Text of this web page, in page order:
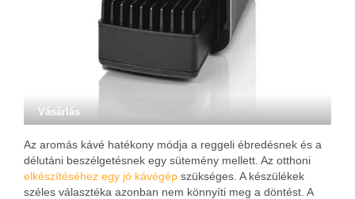
Vásárlás
Az aromás kávé hatékony módja a reggeli ébredésnek és a
délutáni beszélgetésnek egy sütemény mellett. Az otthoni
elkészítéséhez egy jó kávégép szükséges. A készülékek
széles választéka azonban nem könnyíti meg a döntést. A